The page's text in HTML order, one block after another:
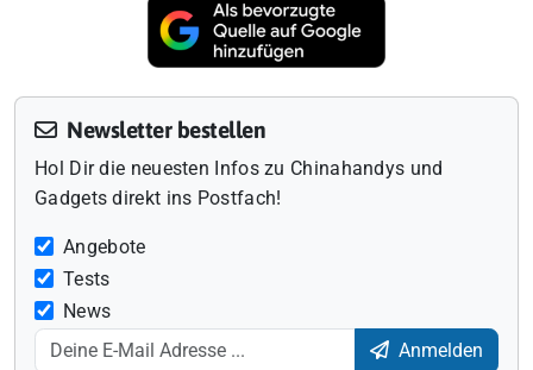
Newsletter bestellen
Hol Dir die neuesten Infos zu Chinahandys und
Gadgets direkt ins Postfach!
Angebote
Tests
News
Anmelden